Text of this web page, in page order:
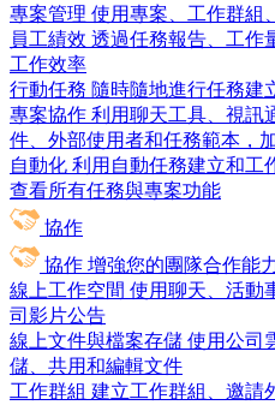
專案管理 使用專案、工作群組
員工績效 透過任務報告、工作
工作效率
行動任務 隨時隨地進行任務建
專案協作 利用聊天工具、視訊
件、外部使用者和任務範本，
自動化 利用自動任務建立和工
查看所有任務與專案功能
協作
協作 增強您的團隊合作能
線上工作空間 使用聊天、活動
司影片公告
線上文件與檔案存儲 使用公司
儲、共用和編輯文件
工作群組 建立工作群組、邀請